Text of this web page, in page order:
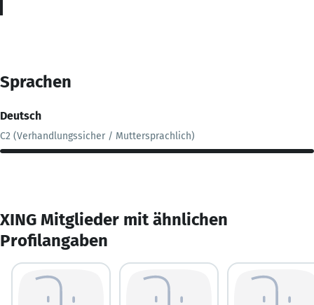
Sprachen
Deutsch
C2 (Verhandlungssicher / Muttersprachlich)
XING Mitglieder mit ähnlichen
Profilangaben